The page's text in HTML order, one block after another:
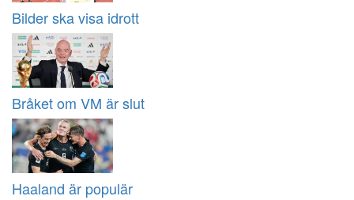
Bilder ska visa idrott
Bråket om VM är slut
Haaland är populär